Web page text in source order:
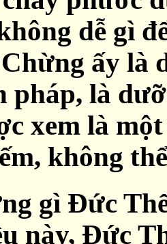
dễ gì
ấy là
pháp, là
xem là
không
gì Đức
này, Đức